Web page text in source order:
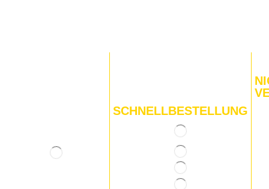
SCHNELLBESTELLUNG